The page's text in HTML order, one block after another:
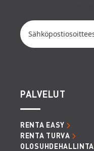
PALVELUT
RENTA EASY
RENTA TURVA
OLOSUHDEHALLINTA